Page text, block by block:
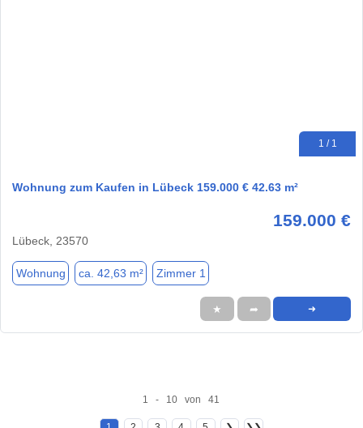
1 / 1
Wohnung zum Kaufen in Lübeck 159.000 € 42.63 m²
159.000 €
Lübeck, 23570
Wohnung ca. 42,63 m² Zimmer 1
★ ➦ ➜
1 - 10 von 41